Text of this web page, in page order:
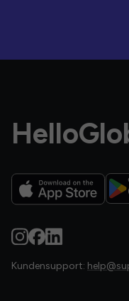
Kundensupport: